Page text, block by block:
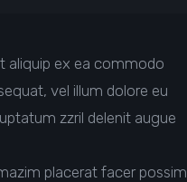
aliquip ex ea commodo
vel illum dolore eu
zzril delenit augue
placerat facer possim